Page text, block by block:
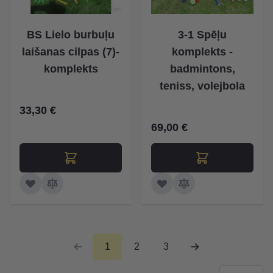
BS Lielo burbuļu
laišanas cilpas (7)-
komplekts
33,30 €
3-1 Spēļu
komplekts -
badmintons,
teniss, volejbola
69,00 €
1 2 3